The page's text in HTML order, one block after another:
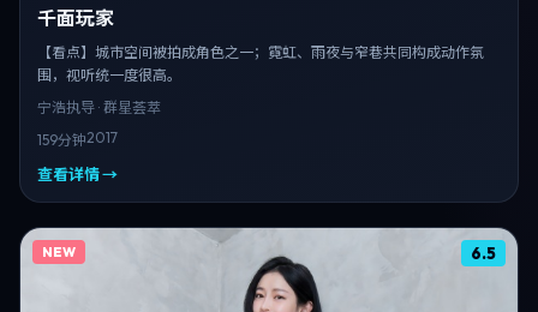
千面玩家
【看点】城市空间被拍成角色之一；霓虹、雨夜与窄巷共同构成动作氛
围，视听统一度很高。
宁浩执导 · 群星荟萃
159分钟2017
查看详情 →
NEW 6.5